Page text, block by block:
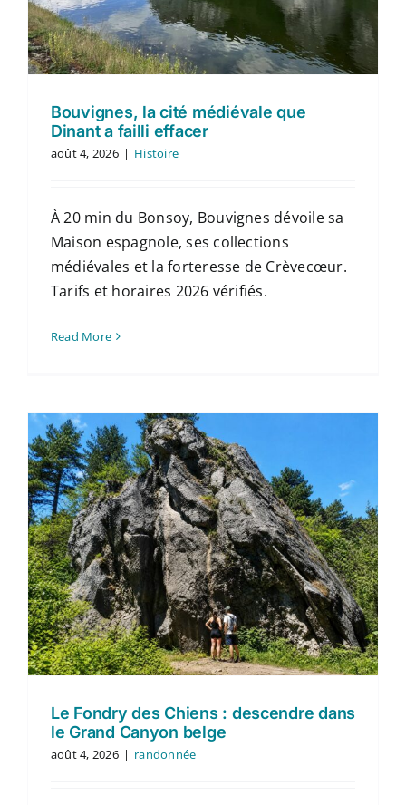
Contact
Français
Bouvignes, la cité médiévale que
Dinant a failli effacer
août 4, 2026 | Histoire
À 20 min du Bonsoy, Bouvignes dévoile sa
Maison espagnole, ses collections
médiévales et la forteresse de Crèvecœur.
Tarifs et horaires 2026 vérifiés.
Read More
Le Fondry des Chiens : descendre dans
le Grand Canyon belge
août 4, 2026 | randonnée